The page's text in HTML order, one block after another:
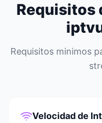
Requisitos
Requisitos minimos
Velocidad de